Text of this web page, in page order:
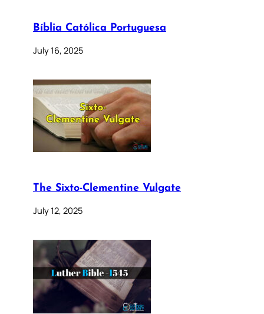
Bíblia Católica Portuguesa
July 16, 2025
The Sixto-Clementine Vulgate
July 12, 2025